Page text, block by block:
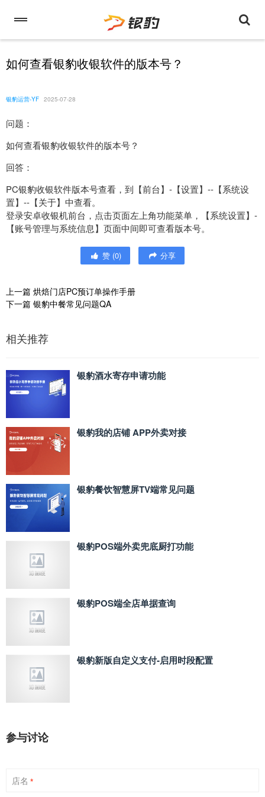
如何查看银豹收银软件的版本号？
银豹运营-YF 2025-07-28
问题：
如何查看银豹收银软件的版本号？
回答：
PC银豹收银软件版本号查看，到【前台】-【设置】--【系统设
置】--【关于】中查看。
登录安卓收银机前台，点击页面左上角功能菜单，【系统设置】-
【账号管理与系统信息】页面中间即可查看版本号。
赞 (0) 分享
上一篇 烘焙门店PC预订单操作手册
下一篇 银豹中餐常见问题QA
相关推荐
银豹酒水寄存申请功能
银豹我的店铺 APP外卖对接
银豹餐饮智慧屏TV端常见问题
银豹POS端外卖兜底厨打功能
银豹POS端全店单据查询
银豹新版自定义支付‑启用时段配置
参与讨论
店名 *